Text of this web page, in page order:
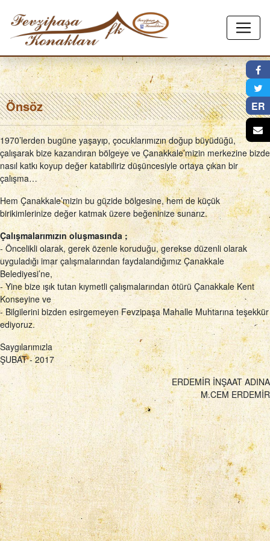
Önsöz
1970’lerden bugüne yaşayıp, çocuklarımızın doğup büyüdüğü,
çalışarak bize kazandıran bölgeye ve Çanakkale’mizin merkezine bizde
nasıl katkı koyup değer katabiliriz düşüncesiyle ortaya çıkan bir
çalışma…
Hem Çanakkale’mizin bu güzide bölgesine, hem de küçük
birikimlerinize değer katmak üzere beğeninize sunarız.
Çalışmalarımızın oluşmasında ;
- Öncelikli olarak, gerek özenle koruduğu, gerekse düzenli olarak
uyguladığı imar çalışmalarından faydalandığımız Çanakkale
Belediyesi’ne,
- Yine bize ışık tutan kıymetli çalışmalarından ötürü Çanakkale Kent
Konseyine ve
- Bilgilerini bizden esirgemeyen Fevzipaşa Mahalle Muhtarına teşekkür
ediyoruz.
Saygılarımızla
ŞUBAT - 2017
ERDEMİR İNŞAAT ADINA
M.CEM ERDEMİR
×
ER